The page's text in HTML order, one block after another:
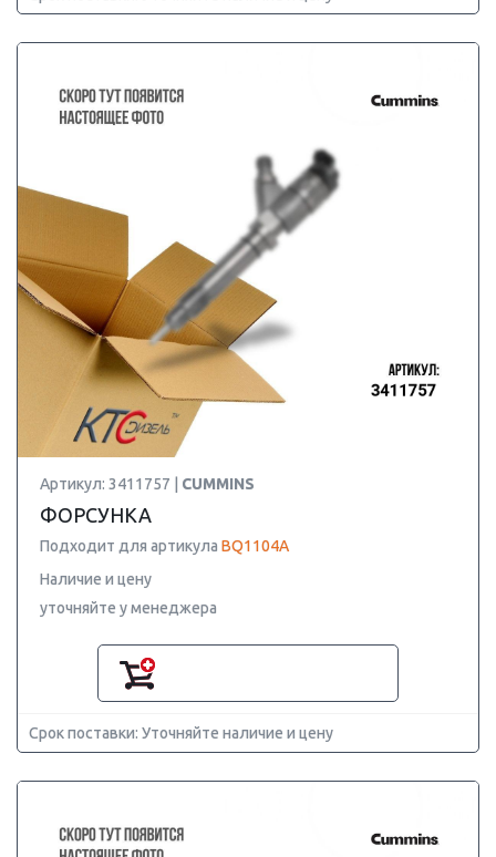
Артикул: 3411757 | CUMMINS
ФОРСУНКА
Подходит для артикула BQ1104A
Наличие и цену
уточняйте у менеджера
Срок поставки: Уточняйте наличие и цену